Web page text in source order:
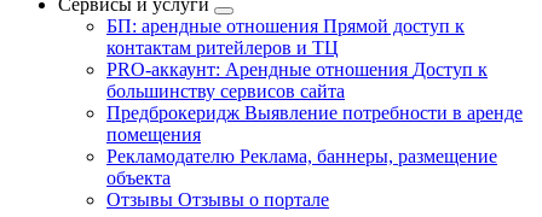
Сервисы и услуги
БП: арендные отношения Прямой доступ к
контактам ритейлеров и ТЦ
PRO-аккаунт: Арендные отношения Доступ к
большинству сервисов сайта
Предброкеридж Выявление потребности в аренде
помещения
Рекламодателю Реклама, баннеры, размещение
объекта
Отзывы Отзывы о портале